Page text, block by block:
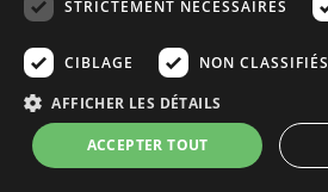
Voir cette location
STRICTEMENT NÉCESSAIRES
CIBLAGE NON CLASSIFIÉS
AFFICHER LES DÉTAILS
ACCEPTER TOUT